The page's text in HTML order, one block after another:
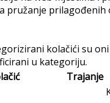
pružanje prilagođenih
kolačići su
u kategoriju.
Trajanje